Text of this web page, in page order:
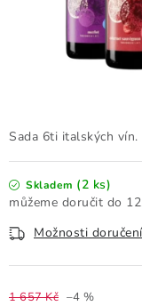
Doprava a platba
Podmínky ochrany
Sada 6ti italských vín.
Skladem (2 ks)
Možnosti doručení
1 657 Kč –4 %